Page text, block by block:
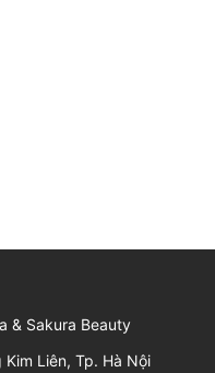
& Sakura Beauty
Liên, Tp. Hà Nội